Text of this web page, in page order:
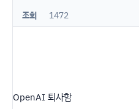
조회
1472
OpenAI 퇴사함